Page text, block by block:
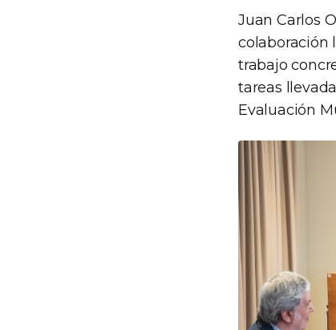
Juan Carlos
colaboración
trabajo
tareas
Evaluación